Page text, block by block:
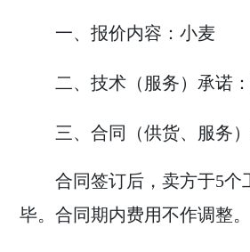
一、报价内容： 小麦
二、技术（服务）承诺：
三、合同（供货、服务
合同签订后，卖方于5个
毕。合同期内费用不作调整。